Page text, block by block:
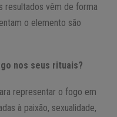
resultados vêm de forma
o elemento são
nos seus rituais?
representar o fogo em
à paixão, sexualidade,